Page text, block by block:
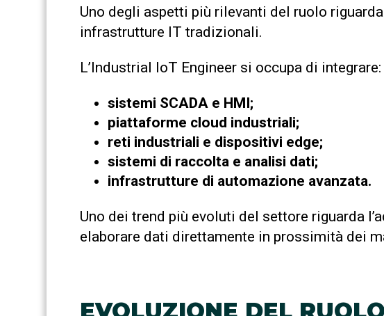
Uno degli aspetti più rilevanti del ruolo
infrastrutture IT tradizionali.
L’Industrial IoT Engineer si occupa di integrare:
sistemi SCADA e HMI;
piattaforme cloud industriali;
reti industriali e dispositivi edge;
sistemi di raccolta e analisi dati;
infrastrutture di automazione avanzata.
Uno dei trend più evoluti del settore riguarda
elaborare dati direttamente in prossimità dei